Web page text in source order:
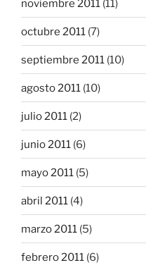
noviembre 2011 (11)
octubre 2011 (7)
septiembre 2011 (10)
agosto 2011 (10)
julio 2011 (2)
junio 2011 (6)
mayo 2011 (5)
abril 2011 (4)
marzo 2011 (5)
febrero 2011 (6)